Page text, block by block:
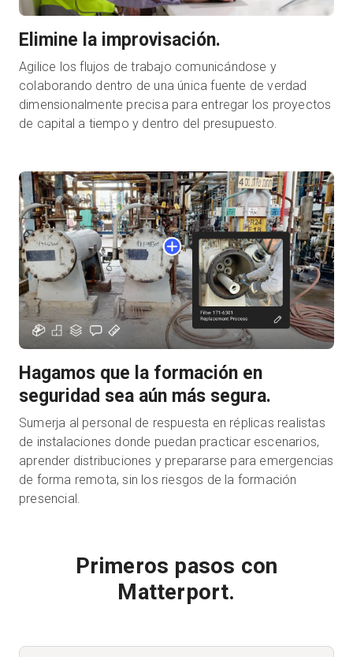
Elimine la improvisación.
Agilice los flujos de trabajo comunicándose y
colaborando dentro de una única fuente de verdad
dimensionalmente precisa para entregar los proyectos
de capital a tiempo y dentro del presupuesto.
Hagamos que la formación en
seguridad sea aún más segura.
Sumerja al personal de respuesta en réplicas realistas
de instalaciones donde puedan practicar escenarios,
aprender distribuciones y prepararse para emergencias
de forma remota, sin los riesgos de la formación
presencial.
Primeros pasos con
Matterport.